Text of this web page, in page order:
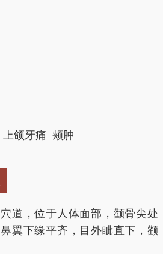
颌牙痛 颊肿
道，位于人体面部，颧骨尖处
翼下缘平齐，目外眦直下，颧